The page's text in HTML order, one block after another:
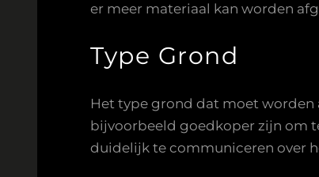
er meer materiaal kan worden
Type Grond
Het type grond dat moet worden
bijvoorbeeld goedkoper zijn om
duidelijk te communiceren over